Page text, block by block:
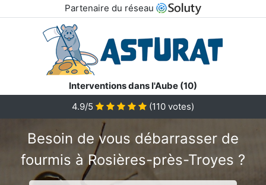
Partenaire du réseau
Interventions dans l'Aube (10)
4.9/5 (110 votes)
Besoin de vous débarrasser de
fourmis à Rosières-près-Troyes ?